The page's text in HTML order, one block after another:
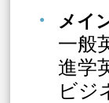
メイ
一般
進学
ビジ